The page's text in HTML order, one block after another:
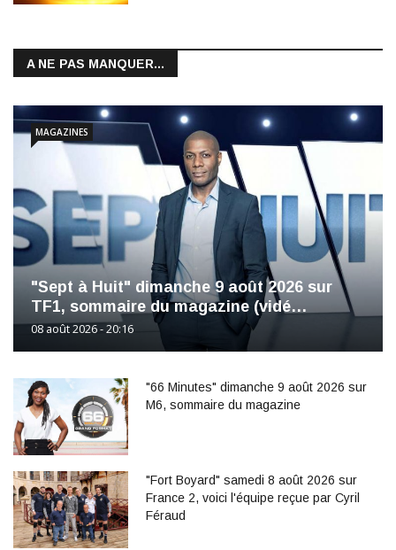
A NE PAS MANQUER...
"Sept à Huit" dimanche 9 août 2026 sur
TF1, sommaire du magazine (vidé…
08 août 2026 - 20:16
MAGAZINES
"66 Minutes" dimanche 9 août 2026 sur
M6, sommaire du magazine
"Fort Boyard" samedi 8 août 2026 sur
France 2, voici l'équipe reçue par Cyril
Féraud